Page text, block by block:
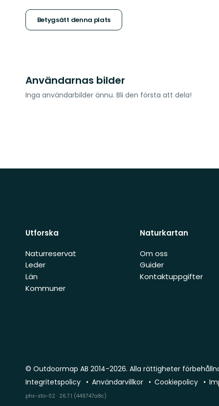
stjärnor
Betygsätt denna plats
Användarnas bilder
Inga användarbilder ännu. Bli den första att dela!
Utforska
Naturreservat
Leder
Län
Kommuner
Naturkartan
Om oss
Guider
Kontaktuppgifter
© Outdoormap AB 2014-2026. Alla rättigheter
Integritetspolicy
Användarvillkor Cookiepolicy
phx-sto-02 · 26.7.1 (449747a8c)